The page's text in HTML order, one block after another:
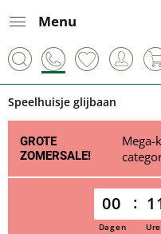
Menu
Speelhuisje glijbaan
GROTE
ZOMERSALE!
Mega-
00
Dagen